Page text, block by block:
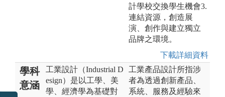
計學校交換學生機會3.
連結資源，創造展
演、創作與建立獨立
品牌之環境。
下載詳細資料
學科
意涵
工業設計（Industrial D
esign）是以工學、美
學、經濟學為基礎對
工業產品設計所指涉
者為透過創新產品、
系統、服務及經驗來